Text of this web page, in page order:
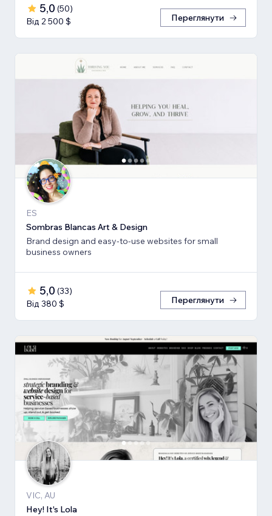
5,0 (50)
Від 2 500 $
Переглянути
ES
Sombras Blancas Art & Design
Brand design and easy-to-use websites for small
business owners
5,0 (33)
Від 380 $
Переглянути
VIC, AU
Hey! It's Lola